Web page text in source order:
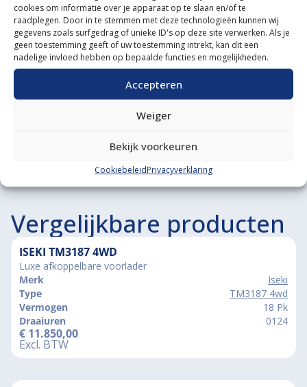
cookies om informatie over je apparaat op te slaan en/of te
raadplegen. Door in te stemmen met deze technologieën kunnen wij
gegevens zoals surfgedrag of unieke ID's op deze site verwerken. Als je
geen toestemming geeft of uw toestemming intrekt, kan dit een
nadelige invloed hebben op bepaalde functies en mogelijkheden.
Accepteren
Weiger
Bekijk voorkeuren
CookiebeleidPrivacyverklaring
Gespecialiseerde werkplaats
Diverse aanbouwwerktuigen
Grote voorraad minitrekkers
Grootste in kleine tractoren
Vergelijkbare producten
ISEKI TM3187 4WD
Luxe afkoppelbare voorlader
Merk
Iseki
Type
TM3187 4wd
Vermogen
18 Pk
Draaiuren
0124
€ 11.850,00
Excl. BTW